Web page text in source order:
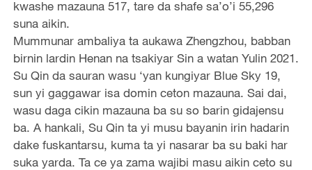
kwashe mazauna 517, tare da shafe sa’o’i 55,296
suna aikin.
Mummunar ambaliya ta aukawa Zhengzhou, babban
birnin lardin Henan na tsakiyar Sin a watan Yulin 2021.
Su Qin da sauran wasu ‘yan kungiyar Blue Sky 19,
sun yi gaggawar isa domin ceton mazauna. Sai dai,
wasu daga cikin mazauna ba su so barin gidajensu
ba. A hankali, Su Qin ta yi musu bayanin irin hadarin
dake fuskantarsu, kuma ta yi nasarar ba su baki har
suka yarda. Ta ce ya zama wajibi masu aikin ceto su